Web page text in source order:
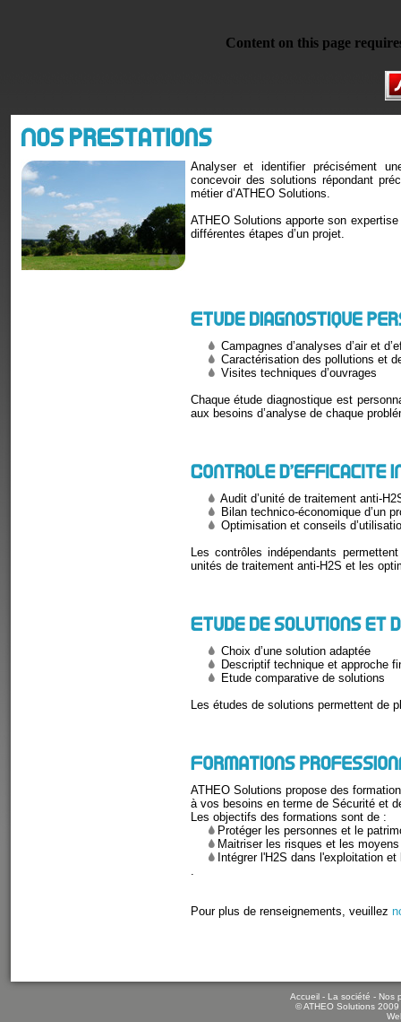
Content on this page
Analyser et identifier précisément
concevoir des solutions répondant
métier d’ATHEO Solutions.
ATHEO Solutions apporte son
différentes étapes d’un projet.
Campagnes d’analyses d’air et
Caractérisation des pollutions et
Visites techniques d’ouvrages
Chaque étude diagnostique est
aux besoins d’analyse de chaque
Audit d’unité de traitement anti-
Bilan technico-économique d’un
Optimisation et conseils
Les contrôles indépendants
unités de traitement anti-H2S et les
Choix d’une solution adaptée
Descriptif technique et approche
Etude comparative de solutions
Les études de solutions permettent de
ATHEO Solutions propose des
à vos besoins en terme de Sécurité et
Les objectifs des formations sont de :
Protéger les personnes et le
Maitriser les risques et les
Intégrer l'H2S dans l'exploitation
.
Pour plus de renseignements, veuillez
Accueil - La société - Nos
© ATHEO Solutions